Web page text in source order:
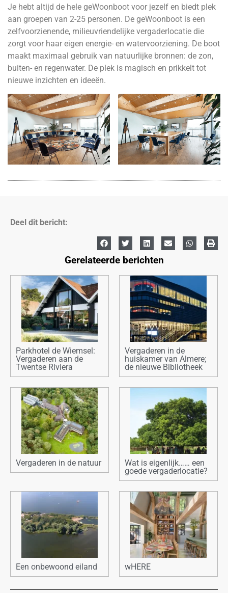
Je hebt altijd de hele geWoonboot voor jezelf en biedt plek
aan groepen van 2-25 personen. De geWoonboot is een
zelfvoorzienende, milieuvriendelijke vergaderlocatie die
zorgt voor haar eigen energie- en watervoorziening. De boot
maakt maximaal gebruik van natuurlijke bronnen: de zon,
buiten- en regenwater. De plek is magisch en prikkelt tot
nieuwe inzichten en ideeën.
Deel dit bericht:
Gerelateerde berichten
Parkhotel de Wiemsel:
Vergaderen aan de
Twentse Riviera
Vergaderen in de
huiskamer van Almere;
de nieuwe Bibliotheek
Vergaderen in de natuur
Wat is eigenlijk…… een
goede vergaderlocatie?
Een onbewoond eiland wHERE